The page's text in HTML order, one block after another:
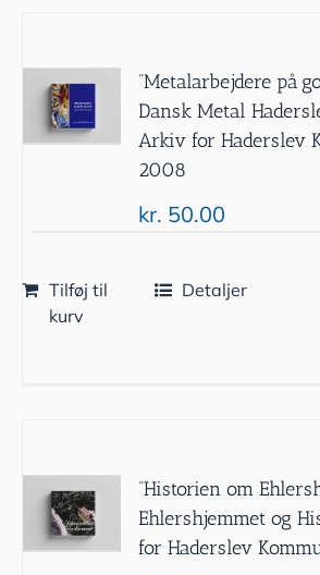
”Metalarbejdere på
Dansk Metal
Arkiv for Haderslev
2008
kr. 50.00
Tilføj til
kurv
Detaljer
”Historien om
Ehlershjemmet og
for Haderslev